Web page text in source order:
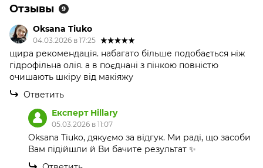
Отзывы 9
Oksana Tiuko
04.03.2026 в 17:25
щира рекомендація. набагато більше подобається ніж
гідрофільна олія. а в поєднані з пінкою повністю
очишають шкіру від макіяжу
Ответить
Експерт Hillary
05.03.2026 в 11:07
Oksana Tiuko, дякуємо за відгук. Ми раді, що засоби
Вам підійшли й Ви бачите результат ✨